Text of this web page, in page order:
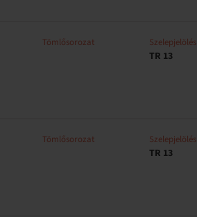
Tömlősorozat Szelepjelölés
TR 13
Tömlősorozat Szelepjelölés
TR 13